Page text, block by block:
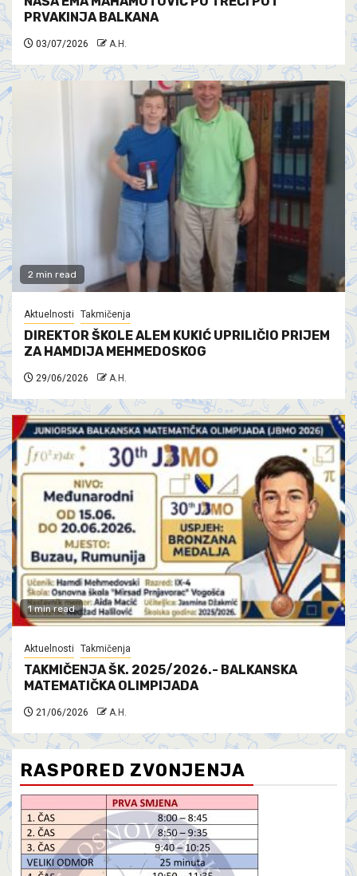
PRVAKINJA BALKANA
03/07/2026 A.H.
2 min read
Aktuelnosti Takmičenja
DIREKTOR ŠKOLE ALEM KUKIĆ UPRILIČIO PRIJEM
ZA HAMDIJA MEHMEDOSKOG
29/06/2026 A.H.
1 min read
Aktuelnosti Takmičenja
TAKMIČENJA ŠK. 2025/2026.- BALKANSKA
MATEMATIČKA OLIMPIJADA
21/06/2026 A.H.
RASPORED ZVONJENJA